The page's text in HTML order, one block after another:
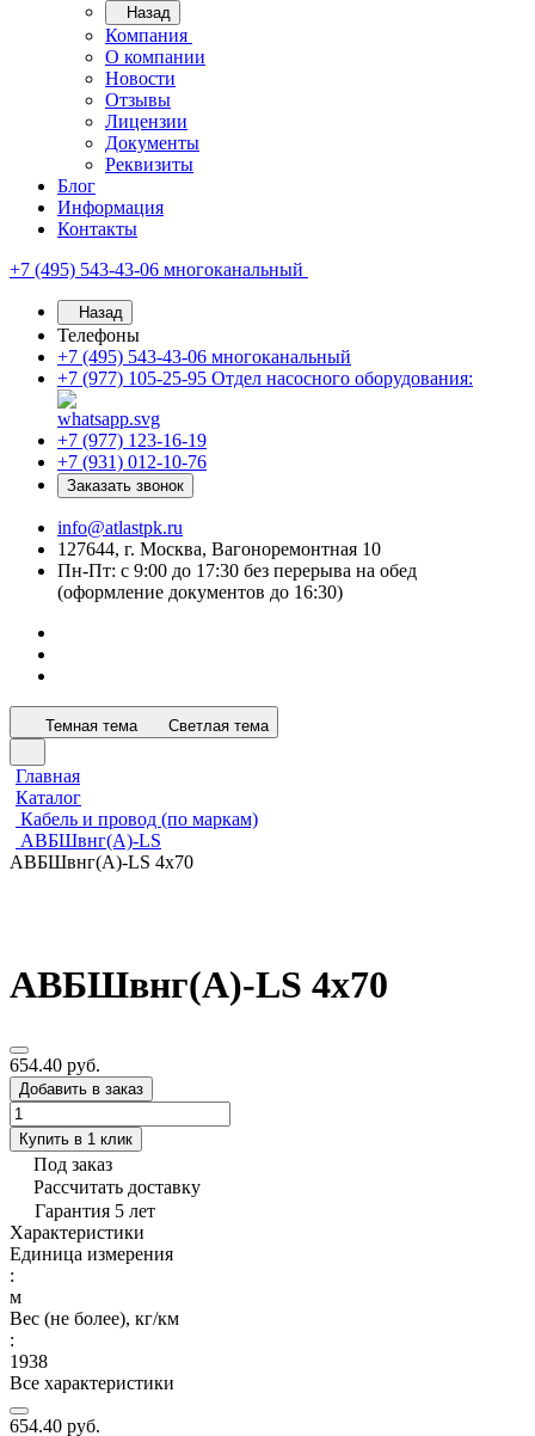
Назад
Компания
О компании
Новости
Отзывы
Лицензии
Документы
Реквизиты
Блог
Информация
Контакты
+7 (495) 543-43-06 многоканальный
Назад
Телефоны
+7 (495) 543-43-06 многоканальный
+7 (977) 105-25-95 Отдел насосного оборудования:
+7 (977) 123-16-19
+7 (931) 012-10-76
Заказать звонок
info@atlastpk.ru
127644, г. Москва, Вагоноремонтная 10
Пн-Пт: с 9:00 до 17:30 без перерыва на обед
(оформление документов до 16:30)
Темная тема Светлая тема
Главная
Каталог
Кабель и провод (по маркам)
АВБШвнг(А)-LS
АВБШвнг(А)-LS 4х70
АВБШвнг(А)-LS 4х70
654.40 руб.
Добавить в заказ
Купить в 1 клик
Под заказ
Рассчитать доставку
Гарантия 5 лет
Характеристики
Единица измерения
:
м
Вес (не более), кг/км
:
1938
Все характеристики
654.40 руб.